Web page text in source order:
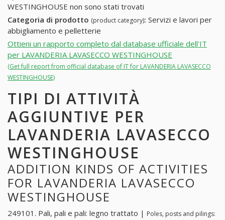
WESTINGHOUSE non sono stati trovati
Categoria di prodotto (product category): Servizi e lavori per
abbigliamento e pelletterie
Ottieni un rapporto completo dal database ufficiale dell'IT
per LAVANDERIA LAVASECCO WESTINGHOUSE
(Get full report from official database of IT for LAVANDERIA LAVASECCO
WESTINGHOUSE)
TIPI DI ATTIVITÀ
AGGIUNTIVE PER
LAVANDERIA LAVASECCO
WESTINGHOUSE
ADDITION KINDS OF ACTIVITIES
FOR LAVANDERIA LAVASECCO
WESTINGHOUSE
249101. Pali, pali e pali: legno trattato | Poles, posts and pilings: